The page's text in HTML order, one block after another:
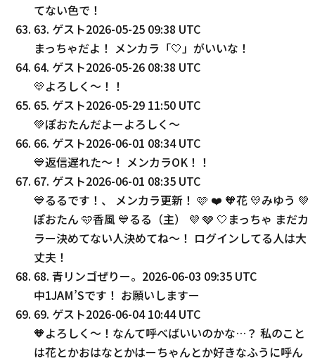
てない色で！
63. ゲスト2026-05-25 09:38 UTC
まっちゃだよ！ メンカラ「🤍」がいいな！
64. ゲスト2026-05-26 08:38 UTC
💛よろしく〜！！
65. ゲスト2026-05-29 11:50 UTC
💚ぽおたんだよーよろしく〜
66. ゲスト2026-06-01 08:34 UTC
💙返信遅れた〜！ メンカラOK！！
67. ゲスト2026-06-01 08:35 UTC
💙るるです！、 メンカラ更新！ 🩷 ❤️ 🧡花 💛みゆう 💚
ぽおたん 🩵香風 💙るる（主） 💜 🩶 🤍まっちゃ まだカ
ラー決めてない人決めてね〜！ ログインしてる人は大
丈夫！
68. 青リンゴぜりー。 2026-06-03 09:35 UTC
中1JAM’Sです！ お願いしますー
69. ゲスト2026-06-04 10:44 UTC
🧡よろしく〜！なんて呼べばいいのかな…？ 私のこと
は花とかおはなとかはーちゃんとか好きなふうに呼ん